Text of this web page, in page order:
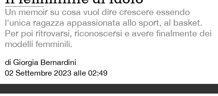
Un memoir su cosa vuol dire crescere essendo
l'unica ragazza appassionata allo sport, al basket.
Per poi ritrovarsi, riconoscersi e avere finalmente dei
modelli femminili.
di Giorgia Bernardini
02 Settembre 2023 alle 02:49